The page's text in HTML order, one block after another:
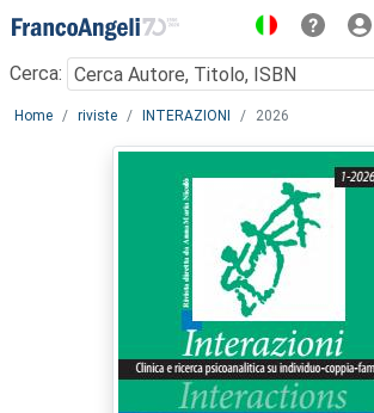
Menu
Cerca:
Main content
Home riviste INTERAZIONI 2026